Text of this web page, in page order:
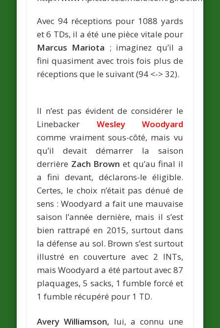
Avec 94 réceptions pour 1088 yards
et 6 TDs, il a été une pièce vitale pour
Marcus Mariota ; imaginez qu’il a
fini quasiment avec trois fois plus de
réceptions que le suivant (94 <-> 32).
Il n’est pas évident de considérer le
Linebacker Wesley Woodyard
comme vraiment sous-côté, mais vu
qu’il devait démarrer la saison
derrière Zach Brown et qu’au final il
a fini devant, déclarons-le éligible.
Certes, le choix n’était pas dénué de
sens : Woodyard a fait une mauvaise
saison l’année dernière, mais il s’est
bien rattrapé en 2015, surtout dans
la défense au sol. Brown s’est surtout
illustré en couverture avec 2 INTs,
mais Woodyard a été partout avec 87
plaquages, 5 sacks, 1 fumble forcé et
1 fumble récupéré pour 1 TD.
Avery Williamson, lui, a connu une